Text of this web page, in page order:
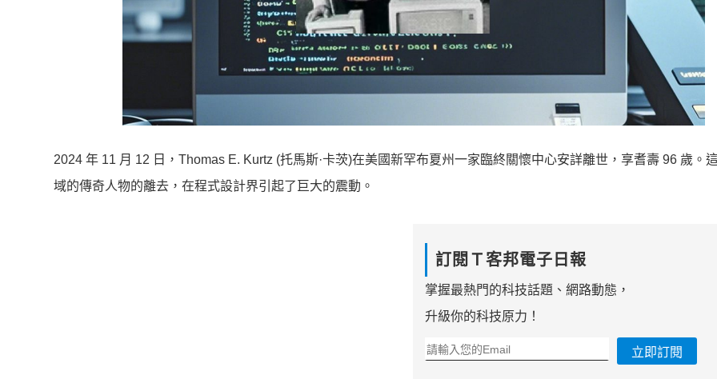
2024 年 11 月 12 日，Thomas E. Kurtz (托馬斯·卡茨)在美國新罕布夏州一家臨終關懷中心安詳離世，享耆壽 96 歲。
域的傳奇人物的離去，在程式設計界引起了巨大的震動。
訂閱Ｔ客邦電子日報
掌握最熱門的科技話題、網路動態，
升級你的科技原力！
立即訂閱